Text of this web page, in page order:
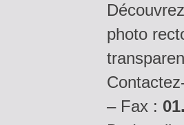
photo
– Fax :